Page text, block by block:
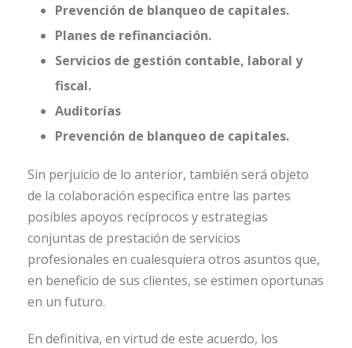
Prevención de blanqueo de capitales.
Planes de refinanciación.
Servicios de gestión contable, laboral y
fiscal.
Auditorías
Prevención de blanqueo de capitales.
Sin perjuicio de lo anterior, también será objeto
de la colaboración especifica entre las partes
posibles apoyos recíprocos y estrategias
conjuntas de prestación de servicios
profesionales en cualesquiera otros asuntos que,
en beneficio de sus clientes, se estimen oportunas
en un futuro.
En definitiva, en virtud de este acuerdo, los